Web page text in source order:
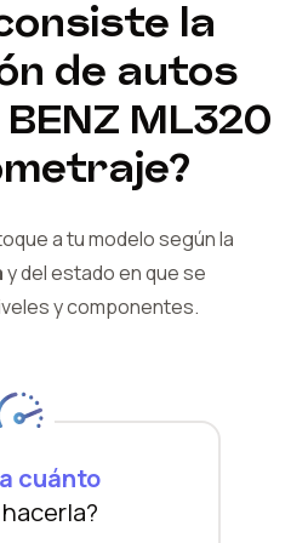
la
de autos
ML320
a tu modelo según la
y delestado en que se
y componentes.
cuánto